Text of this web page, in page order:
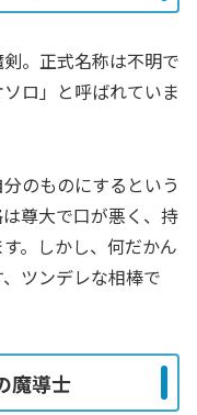
。正式名称は不明で
ロ」と呼ばれていま
のものにするという
尊大で口が悪く、持
。しかし、何だかん
ツンデレな相棒で
魔導士